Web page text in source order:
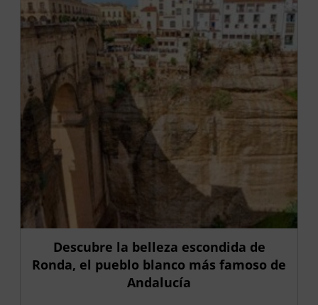
Descubre la belleza escondida de
Ronda, el pueblo blanco más famoso de
Andalucía